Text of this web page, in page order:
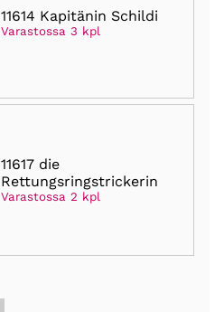
11614 Kapitänin Schildi
Varastossa 3 kpl
11617 die
Rettungsringstrickerin
Varastossa 2 kpl